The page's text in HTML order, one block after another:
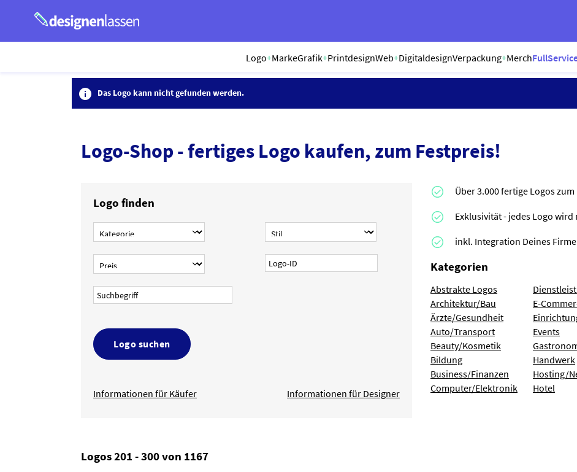
Logo+MarkeGrafik+PrintdesignWeb+DigitaldesignVerpackung+Merch
 Das Logo kann nicht gefunden werden.
Logo-Shop - fertiges Logo kaufen, zum Festpreis!
Logo finden
Logo suchen
Informationen für Käufer Informationen für Designer
Über 3.000 fertige Logos
Exklusivität - jedes Logo
inkl. Integration Deines
Kategorien
Abstrakte Logos
Architektur/Bau
Ärzte/Gesundheit
Auto/Transport
Beauty/Kosmetik
Bildung
Business/Finanzen
Computer/Elektronik
E-
Events
Handwerk
Hosting/
Hotel
Logos 201 - 300 von 1167